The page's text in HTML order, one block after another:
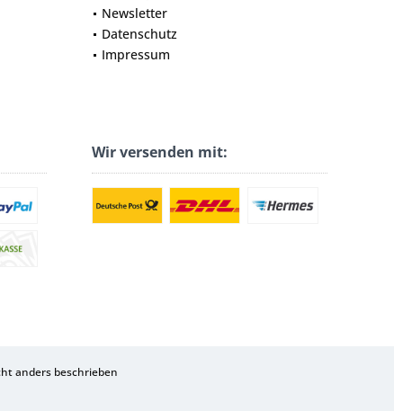
Newsletter
Datenschutz
Impressum
Wir versenden mit:
anders beschrieben